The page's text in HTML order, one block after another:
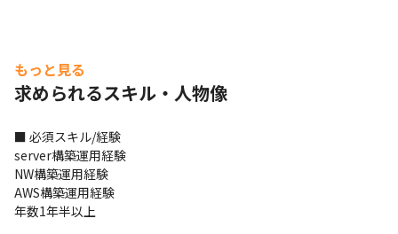
もっと見る
求められるスキル・人物像
■ 必須スキル/経験
server構築運用経験
NW構築運用経験
AWS構築運用経験
年数1年半以上